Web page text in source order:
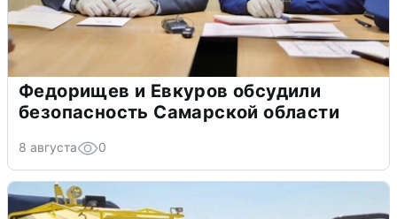
Федорищев и Евкуров обсудили
безопасность Самарской области
8 августа 0